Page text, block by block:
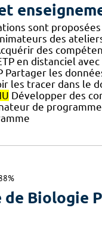
sont proposées
des
des
en distanciel
Partager les
les tracer dans le
Développer des
de
de Biologie